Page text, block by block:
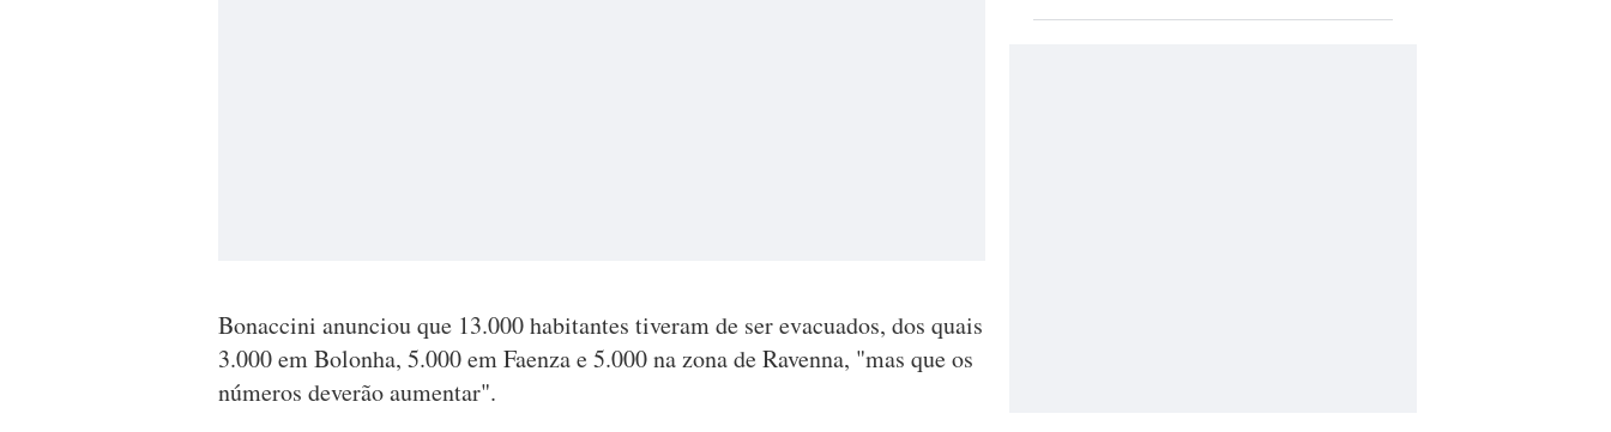
Bonaccini anunciou que 13.000 habitantes tiveram de ser evacuados, dos quais
3.000 em Bolonha, 5.000 em Faenza e 5.000 na zona de Ravenna, "mas que os
números deverão aumentar".